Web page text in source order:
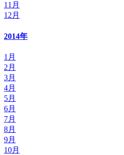
11月
12月
2014年
1月
2月
3月
4月
5月
6月
7月
8月
9月
10月